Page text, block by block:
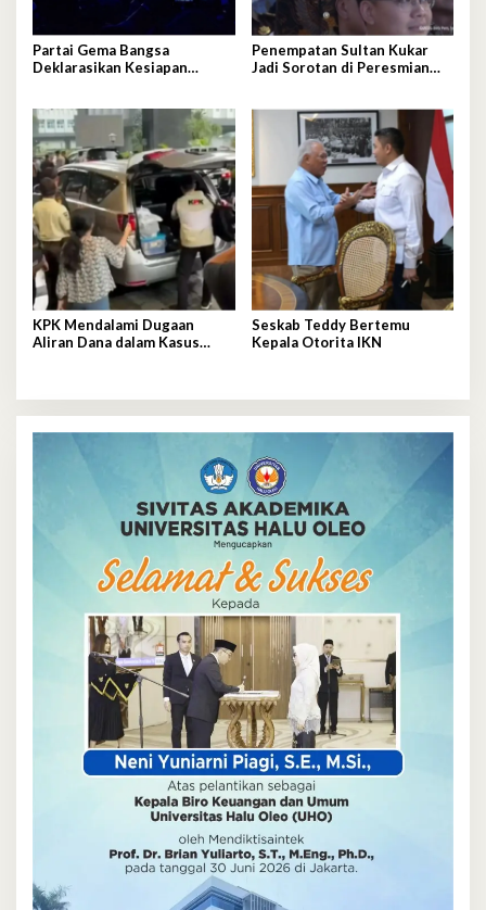
Partai Gema Bangsa
Deklarasikan Kesiapan
Penempatan Sultan Kukar
Jadi Sorotan di Peresmian
KPK Mendalami Dugaan
Aliran Dana dalam Kasus
Seskab Teddy Bertemu
Kepala Otorita IKN